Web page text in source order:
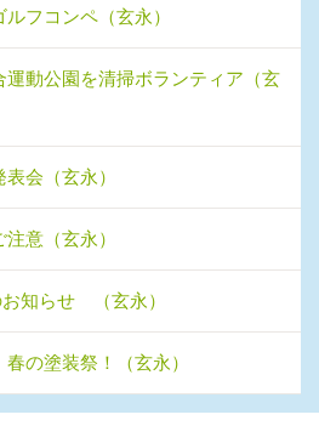
フコンペ（玄永）
運動公園を清掃ボランティア（玄
会（玄永）
意（玄永）
知らせ （玄永）
の塗装祭！（玄永）